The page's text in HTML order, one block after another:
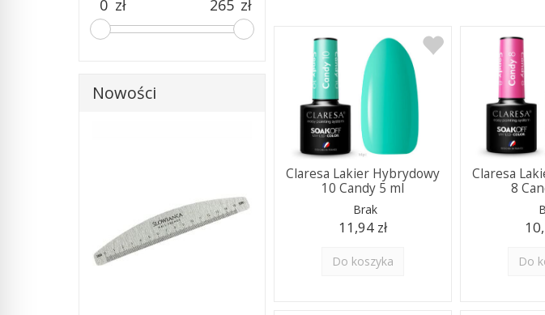
Claresa Lakier Hybrydowy
10 Candy 5 ml
Brak
11,94 zł
Do koszyka
Claresa
8
Do
zł zł
Nowości